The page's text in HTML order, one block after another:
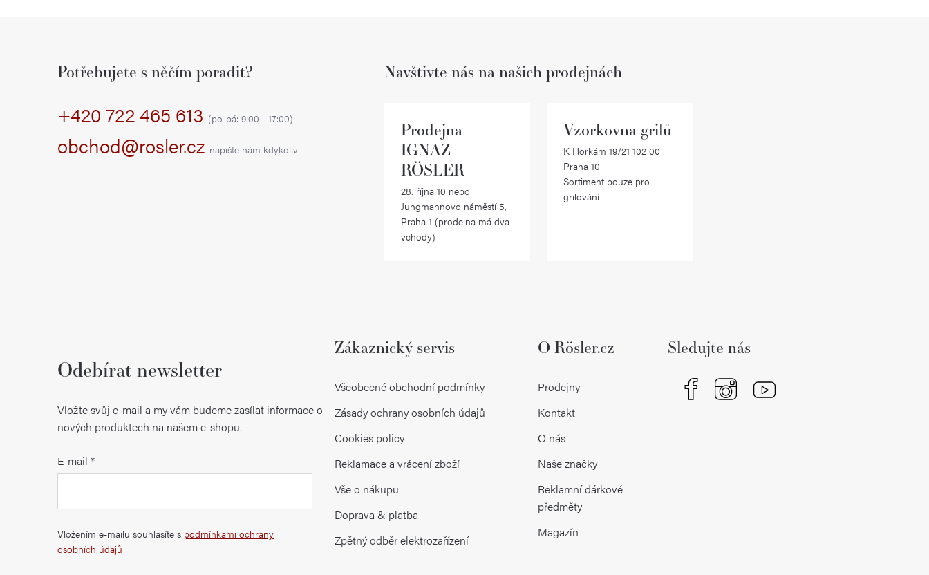
Potřebujete s něčím poradit?
+420 722 465 613 (po-pá: 9:00 - 17:00)
obchod@rosler.cz napište nám kdykoliv
Navštivte nás na našich prodejnách
Prodejna
IGNAZ
RÖSLER
28. října 10 nebo
Jungmannovo náměstí 5,
Praha 1 (prodejna má dva
vchody)
Vzorkovna grilů
K Horkám 19/21 102 00
Praha 10
Sortiment pouze pro
grilování
Odebírat newsletter
Vložte svůj e-mail a my vám budeme zasílat informace o
nových produktech na našem e-shopu.
E-mail
Vložením e-mailu souhlasíte s podmínkami ochrany
osobních údajů
Zákaznický servis
Všeobecné obchodní podmínky
Zásady ochrany osobních údajů
Cookies policy
Reklamace a vrácení zboží
Vše o nákupu
Doprava & platba
Zpětný odběr elektrozařízení
O Rösler.cz
Prodejny
Kontakt
O nás
Naše značky
Reklamní dárkové
předměty
Magazín
Sledujte nás